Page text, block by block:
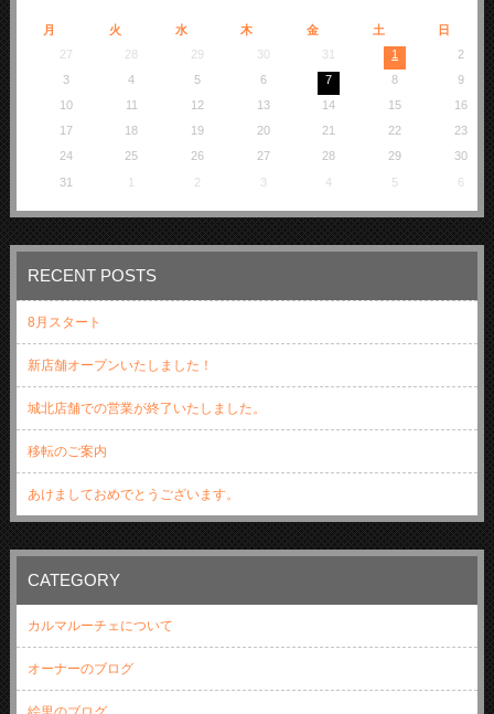
月 火 水 木 金 土
日
27
28 29 30 31 1
2
3
4 5 6 7 8
9
10
11 12 13 14 15
16
17
18 19 20 21 22
23
24
25 26 27 28 29
30
31
1 2 3 4 5 6
RECENT POSTS
8月スタート
新店舗オープンいたしました！
城北店舗での営業が終了いたしました。
移転のご案内
あけましておめでとうございます。
CATEGORY
カルマルーチェについて
オーナーのブログ